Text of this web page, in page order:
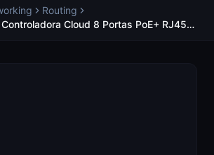
Routing
Controladora Cloud 8 Portas PoE+ RJ45